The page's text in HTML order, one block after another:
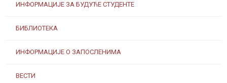
ИНФОРМАЦИЈЕ ЗА БУДУЋЕ СТУДЕНТЕ
БИБЛИОТЕКА
ИНФОРМАЦИЈЕ О ЗАПОСЛЕНИМА
ВЕСТИ